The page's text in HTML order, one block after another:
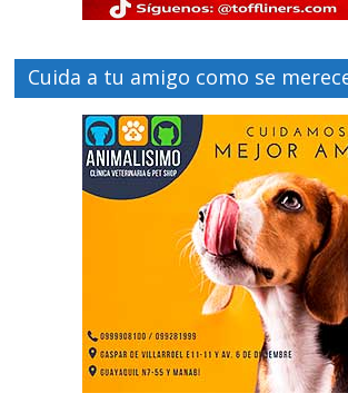
Cuida a tu amigo como se